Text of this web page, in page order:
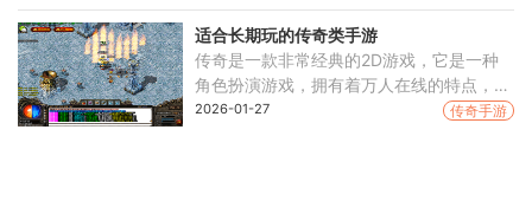
点，玩家可以
适合长期玩的传奇类手游
传奇是一款非常经典的2D游戏，它是一种
角色扮演游戏，拥有着万人在线的特点，使
得玩家可以和其他玩家进行互动。在传奇游
2026-01-27 传奇手游